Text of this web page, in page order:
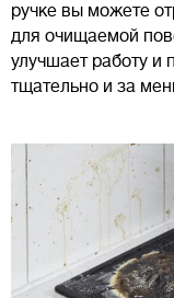
ручке вы можете
для очищаемой
улучшает работу и
тщательно и за